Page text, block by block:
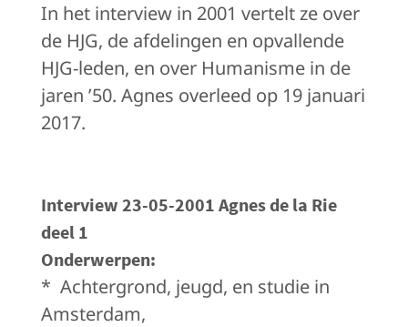
In het interview in 2001 vertelt ze over
de HJG, de afdelingen en opvallende
HJG-leden, en over Humanisme in de
jaren ’50. Agnes overleed op 19 januari
2017.
Interview 23-05-2001 Agnes de la Rie
deel 1
Onderwerpen:
* Achtergrond, jeugd, en studie in
Amsterdam,